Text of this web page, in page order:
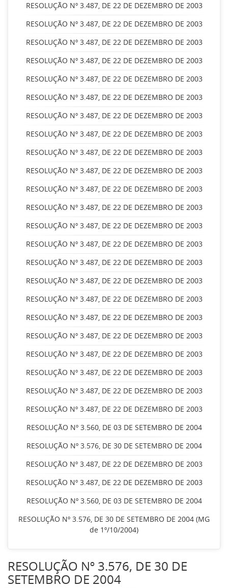
RESOLUÇÃO Nº 3.487, DE 22 DE DEZEMBRO DE 2003
RESOLUÇÃO Nº 3.487, DE 22 DE DEZEMBRO DE 2003
RESOLUÇÃO Nº 3.487, DE 22 DE DEZEMBRO DE 2003
RESOLUÇÃO Nº 3.487, DE 22 DE DEZEMBRO DE 2003
RESOLUÇÃO Nº 3.487, DE 22 DE DEZEMBRO DE 2003
RESOLUÇÃO Nº 3.487, DE 22 DE DEZEMBRO DE 2003
RESOLUÇÃO Nº 3.487, DE 22 DE DEZEMBRO DE 2003
RESOLUÇÃO Nº 3.487, DE 22 DE DEZEMBRO DE 2003
RESOLUÇÃO Nº 3.487, DE 22 DE DEZEMBRO DE 2003
RESOLUÇÃO Nº 3.487, DE 22 DE DEZEMBRO DE 2003
RESOLUÇÃO Nº 3.487, DE 22 DE DEZEMBRO DE 2003
RESOLUÇÃO Nº 3.487, DE 22 DE DEZEMBRO DE 2003
RESOLUÇÃO Nº 3.487, DE 22 DE DEZEMBRO DE 2003
RESOLUÇÃO Nº 3.487, DE 22 DE DEZEMBRO DE 2003
RESOLUÇÃO Nº 3.487, DE 22 DE DEZEMBRO DE 2003
RESOLUÇÃO Nº 3.487, DE 22 DE DEZEMBRO DE 2003
RESOLUÇÃO Nº 3.487, DE 22 DE DEZEMBRO DE 2003
RESOLUÇÃO Nº 3.487, DE 22 DE DEZEMBRO DE 2003
RESOLUÇÃO Nº 3.487, DE 22 DE DEZEMBRO DE 2003
RESOLUÇÃO Nº 3.487, DE 22 DE DEZEMBRO DE 2003
RESOLUÇÃO Nº 3.487, DE 22 DE DEZEMBRO DE 2003
RESOLUÇÃO Nº 3.487, DE 22 DE DEZEMBRO DE 2003
RESOLUÇÃO Nº 3.487, DE 22 DE DEZEMBRO DE 2003
RESOLUÇÃO Nº 3.560, DE 03 DE SETEMBRO DE 2004
RESOLUÇÃO Nº 3.576, DE 30 DE SETEMBRO DE 2004
RESOLUÇÃO Nº 3.487, DE 22 DE DEZEMBRO DE 2003
RESOLUÇÃO Nº 3.487, DE 22 DE DEZEMBRO DE 2003
RESOLUÇÃO Nº 3.560, DE 03 DE SETEMBRO DE 2004
RESOLUÇÃO Nº 3.576, DE 30 DE SETEMBRO DE 2004 (MG
de 1º/10/2004)
RESOLUÇÃO Nº 3.576, DE 30 DE
SETEMBRO DE 2004